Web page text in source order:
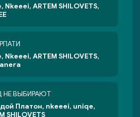
Nkeeei, ARTEM SHILOVETS,
Nkeeei, ARTEM SHILOVETS,
НЕ ВЫБИРАЮТ
Платон, nkeeei, uniqe,
SHILOVETS